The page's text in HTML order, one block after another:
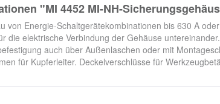
"MI 4452 MI-NH-
von Energie-Schaltgerätekombinationen bis 630 A
die elektrische Verbindung der Gehäuse
auch über Außenlaschen oder mit
für Kupferleiter. Deckelverschlüsse für